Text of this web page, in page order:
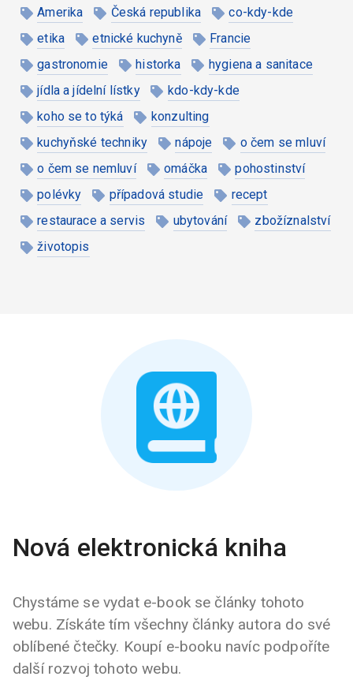
Amerika Česká republika
co-kdy-kde
etika
etnické kuchyně
Francie
gastronomie
historka
hygiena a sanitace
jídla a jídelní lístky
kdo-kdy-kde
koho se to týká
konzulting
kuchyňské techniky
nápoje
o čem se mluví
o čem se nemluví
omáčka
pohostinství
polévky
případová studie
recept
restaurace a servis
ubytování
zbožíznalství
životopis
Nová elektronická kniha
Chystáme se vydat e-book se články tohoto
webu. Získáte tím všechny články autora do své
oblíbené čtečky. Koupí e-booku navíc podpoříte
další rozvoj tohoto webu.